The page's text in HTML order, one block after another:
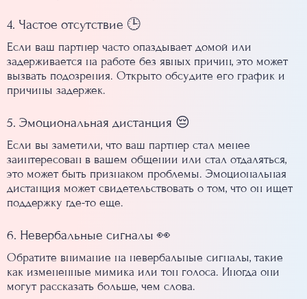
4. Частое отсутствие 🕒
Если ваш партнер часто опаздывает домой или
задерживается на работе без явных причин, это может
вызвать подозрения. Открыто обсудите его график и
причины задержек.
5. Эмоциональная дистанция 😔
Если вы заметили, что ваш партнер стал менее
заинтересован в вашем общении или стал отдаляться,
это может быть признаком проблемы. Эмоциональная
дистанция может свидетельствовать о том, что он ищет
поддержку где-то еще.
6. Невербальные сигналы 👀
Обратите внимание на невербальные сигналы, такие
как измененные мимика или тон голоса. Иногда они
могут рассказать больше, чем слова.